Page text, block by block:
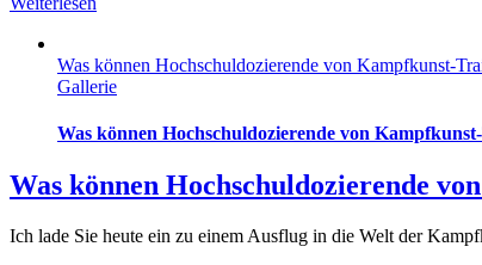
Was können Hochschuldozierende von Kampfkunst-
Gallerie
Was können Hochschuldozierende von
Was können Hochschuldozierende
Ich lade Sie heute ein zu einem Ausflug in die Welt der